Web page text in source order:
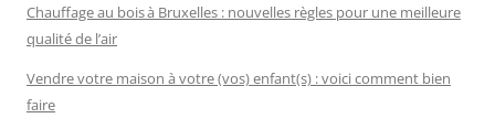
Chauffage au bois à Bruxelles : nouvelles règles pour une meilleure
qualité de l’air
Vendre votre maison à votre (vos) enfant(s) : voici comment bien
faire